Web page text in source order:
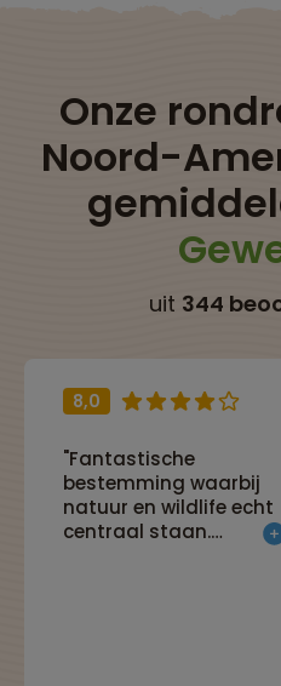
Onze
Noord-
uit 344
8,0
"Fantastische
bestemming waarbij
natuur en wildlife echt
centraal staan.